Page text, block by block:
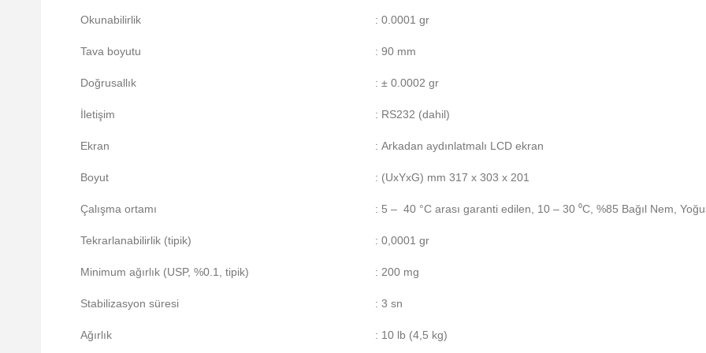
Okunabilirlik : 0.0001 gr
Tava boyutu : 90 mm
Doğrusallık : ± 0.0002 gr
İletişim : RS232 (dahil)
Ekran : Arkadan aydınlatmalı LCD ekran
Boyut : (UxYxG) mm 317 x 303 x 201
Çalışma ortamı : 5 – 40 °C arası garanti edilen, 10 – 30 ⁰C, %85 Bağıl Nem,
Tekrarlanabilirlik (tipik) : 0,0001 gr
Minimum ağırlık (USP, %0.1, tipik) : 200 mg
Stabilizasyon süresi : 3 sn
Ağırlık : 10 lb (4,5 kg)